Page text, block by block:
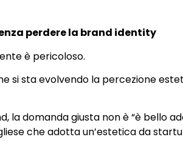
perdere la brand identity
è pericoloso.
si sta evolvendo la percezione
la domanda giusta non è “è bello
che adotta un’estetica da